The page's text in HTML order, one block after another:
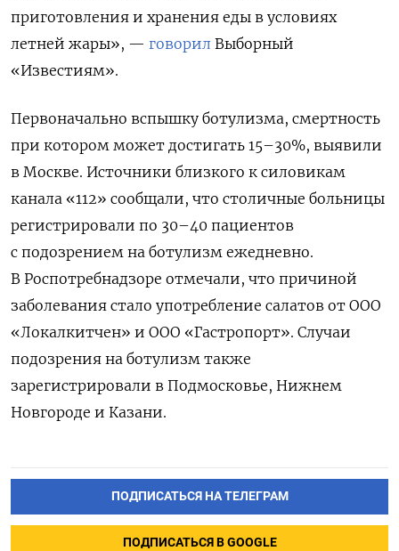
приготовления и хранения еды в условиях
летней жары», — говорил Выборный
«Известиям».
Первоначально вспышку ботулизма, смертность
при котором может достигать 15–30%, выявили
в Москве. Источники близкого к силовикам
канала «112» сообщали, что столичные больницы
регистрировали по 30–40 пациентов
с подозрением на ботулизм ежедневно.
В Роспотребнадзоре отмечали, что причиной
заболевания стало употребление салатов от ООО
«Локалкитчен» и ООО «Гастропорт». Случаи
подозрения на ботулизм также
зарегистрировали в Подмосковье, Нижнем
Новгороде и Казани.
ПОДПИСАТЬСЯ НА ТЕЛЕГРАМ
ПОДПИСАТЬСЯ В GOOGLE